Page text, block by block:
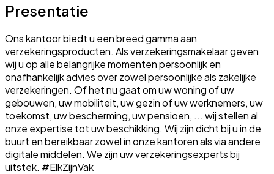
Presentatie
Ons kantoor biedt u een breed gamma aan
verzekeringsproducten. Als verzekeringsmakelaar geven
wij u op alle belangrijke momenten persoonlijk en
onafhankelijk advies over zowel persoonlijke als zakelijke
verzekeringen. Of het nu gaat om uw woning of uw
gebouwen, uw mobiliteit, uw gezin of uw werknemers, uw
toekomst, uw bescherming, uw pensioen, ... wij stellen al
onze expertise tot uw beschikking. Wij zijn dicht bij u in de
buurt en bereikbaar zowel in onze kantoren als via andere
digitale middelen. We zijn uw verzekeringsexperts bij
uitstek. #ElkZijnVak